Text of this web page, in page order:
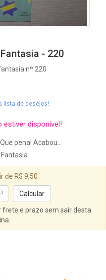
- 220
nº 220
lista de desejos!
disponível!
pena! Acabou...
Fantasia
de R$ 9,50
frete e prazo sem sair desta